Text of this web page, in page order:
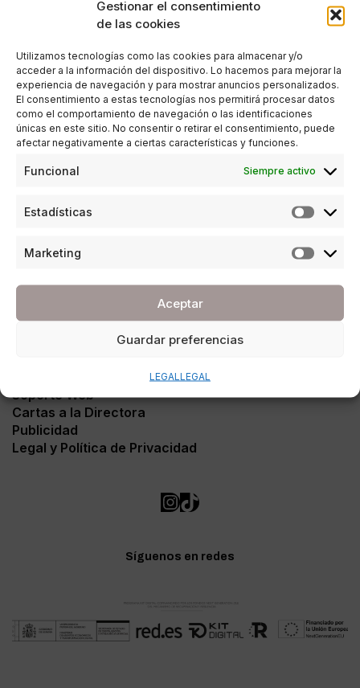
Gestionar el consentimiento
de las cookies
Utilizamos tecnologías como las cookies para almacenar y/o
acceder a la información del dispositivo. Lo hacemos para mejorar la
experiencia de navegación y para mostrar anuncios personalizados.
El consentimiento a estas tecnologías nos permitirá procesar datos
como el comportamiento de navegación o las identificaciones
únicas en este sitio. No consentir o retirar el consentimiento, puede
afectar negativamente a ciertas características y funciones.
Funcional Siempre activo
Estadísticas
Marketing
Aceptar
Guardar preferencias
LEGAL LEGAL
momento de ser madre
03/05/2025
3 MINUTOS DE LECTURA
Soporte Web
Cartas a la Directora
Publicidad
Legal y Política de Privacidad
Síguenos en redes